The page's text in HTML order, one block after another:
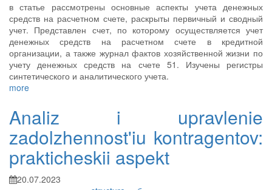
в статье рассмотрены основные аспекты учета денежных
средств на расчетном счете, раскрыты первичный и сводный
учет. Представлен счет, по которому осуществляется учет
денежных средств на расчетном счете в кредитной
организации, а также журнал фактов хозяйственной жизни по
учету денежных средств на счете 51. Изучены регистры
синтетического и аналитического учета.
more
Analiz i upravlenie
zadolzhennost'iu kontragentov:
prakticheskii aspekt
20.07.2023